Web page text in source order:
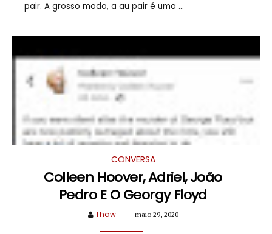
pair. A grosso modo, a au pair é uma ...
CONVERSA
Colleen Hoover, Adriel, João
Pedro E O Georgy Floyd
Thaw maio 29, 2020